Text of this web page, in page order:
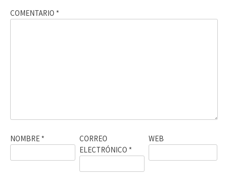
COMENTARIO *
NOMBRE *
CORREO
ELECTRÓNICO *
WEB